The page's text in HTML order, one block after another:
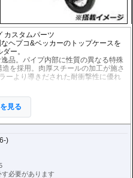
カスタムパーツ
ヘプコ&ベッカーの トップケースを
ー。
品。パイプ内部に性質の異なる特殊
を採用。肉厚スチールの加工が施さ
ーより導きだされた耐衝撃性に優れ
を取付できます。(※Orbit/オービッ
イプを除く。)
認ください
ではありません。
見る
)
必要があります